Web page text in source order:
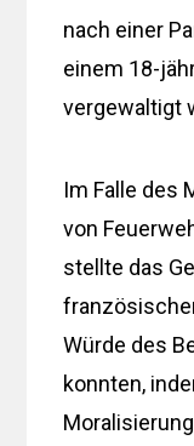
nach einer
einem 18-
vergewaltigt
Im Falle des
von
stellte das
Würde des
konnten,